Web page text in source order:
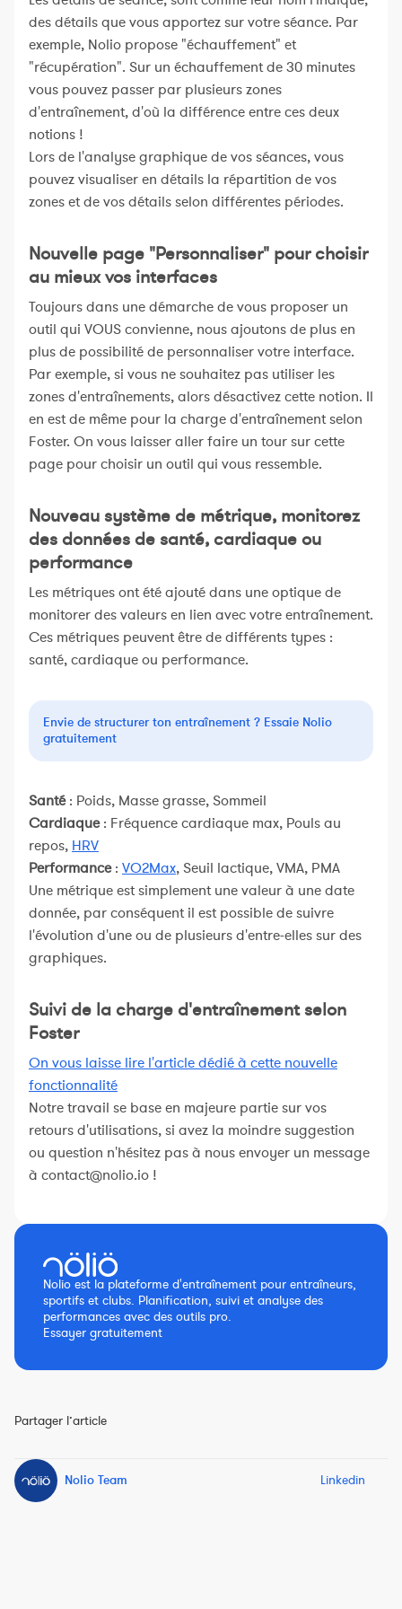
des détails que vous apportez sur votre séance. Par
exemple, Nolio propose "échauffement" et
"récupération". Sur un échauffement de 30 minutes
vous pouvez passer par plusieurs zones
d'entraînement, d'où la différence entre ces deux
notions !
Lors de l'analyse graphique de vos séances, vous
pouvez visualiser en détails la répartition de vos
zones et de vos détails selon différentes périodes.
Nouvelle page "Personnaliser" pour choisir
au mieux vos interfaces
Toujours dans une démarche de vous proposer un
outil qui VOUS convienne, nous ajoutons de plus en
plus de possibilité de personnaliser votre interface.
Par exemple, si vous ne souhaitez pas utiliser les
zones d'entraînements, alors désactivez cette notion. Il
en est de même pour la charge d'entraînement selon
Foster. On vous laisser aller faire un tour sur cette
page pour choisir un outil qui vous ressemble.
Nouveau système de métrique, monitorez
des données de santé, cardiaque ou
performance
Les métriques ont été ajouté dans une optique de
monitorer des valeurs en lien avec votre entraînement.
Ces métriques peuvent être de différents types :
santé, cardiaque ou performance.
Envie de structurer ton entraînement ? Essaie Nolio
gratuitement
Santé: Poids, Masse grasse, Sommeil
Cardiaque: Fréquence cardiaque max, Pouls au
repos, HRV
Performance: VO2Max, Seuil lactique, VMA, PMA
Une métrique est simplement une valeur à une date
donnée, par conséquent il est possible de suivre
l'évolution d'une ou de plusieurs d'entre-elles sur des
graphiques.
Suivi de la charge d'entraînement selon
Foster
On vous laisse lire l'article dédié à cette nouvelle
fonctionnalité
Notre travail se base en majeure partie sur vos
retours d'utilisations, si avez la moindre suggestion
ou question n'hésitez pas à nous envoyer un message
à contact@nolio.io !
Nolio est la plateforme d'entraînement pour entraîneurs,
sportifs et clubs. Planification, suivi et analyse des
performances avec des outils pro.
Essayer gratuitement
Partager l’article
Nolio Team Linkedin